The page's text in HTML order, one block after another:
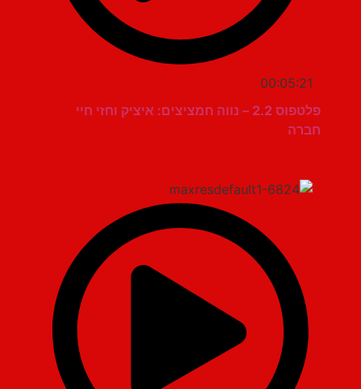
00:05:21
פלטפוס 2.2 – נווה חמציצים: איציק וחזי חיי